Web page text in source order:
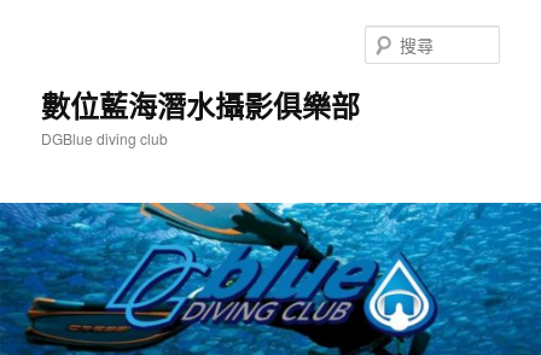
數位藍海潛水攝影俱樂部
DGBlue diving club
尋